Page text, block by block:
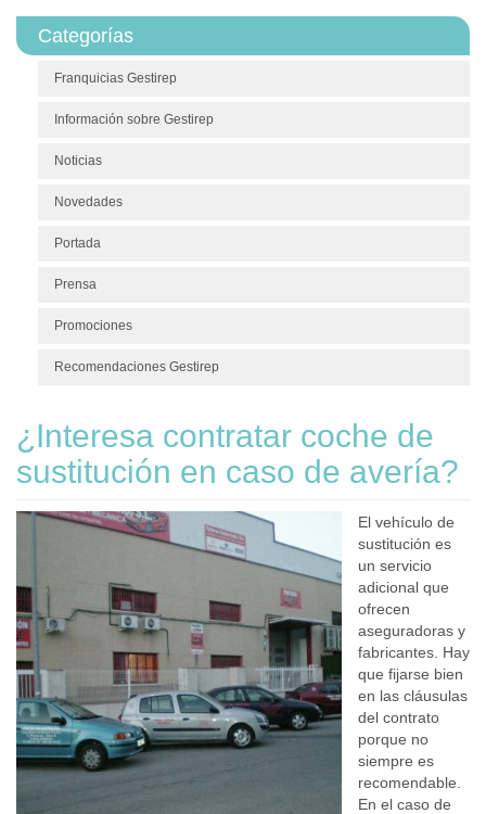
Categorías
Franquicias Gestirep
Información sobre Gestirep
Noticias
Novedades
Portada
Prensa
Promociones
Recomendaciones Gestirep
¿Interesa contratar coche de
sustitución en caso de avería?
El vehículo de
sustitución es
un servicio
adicional que
ofrecen
aseguradoras y
fabricantes. Hay
que fijarse bien
en las cláusulas
del contrato
porque no
siempre es
recomendable.
En el caso de